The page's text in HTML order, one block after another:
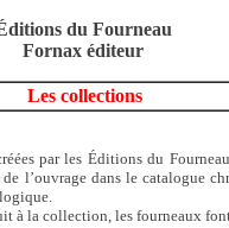
du Fourneau
Fornax éditeur
Les collections
par les Éditions du
l’ouvrage dans le catalogue
à la collection, les fourneaux